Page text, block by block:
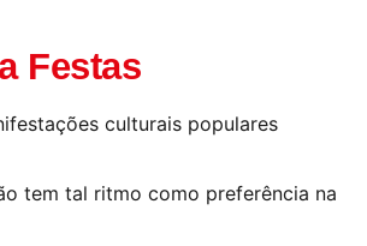
Festas
culturais populares
tem tal ritmo como preferência na